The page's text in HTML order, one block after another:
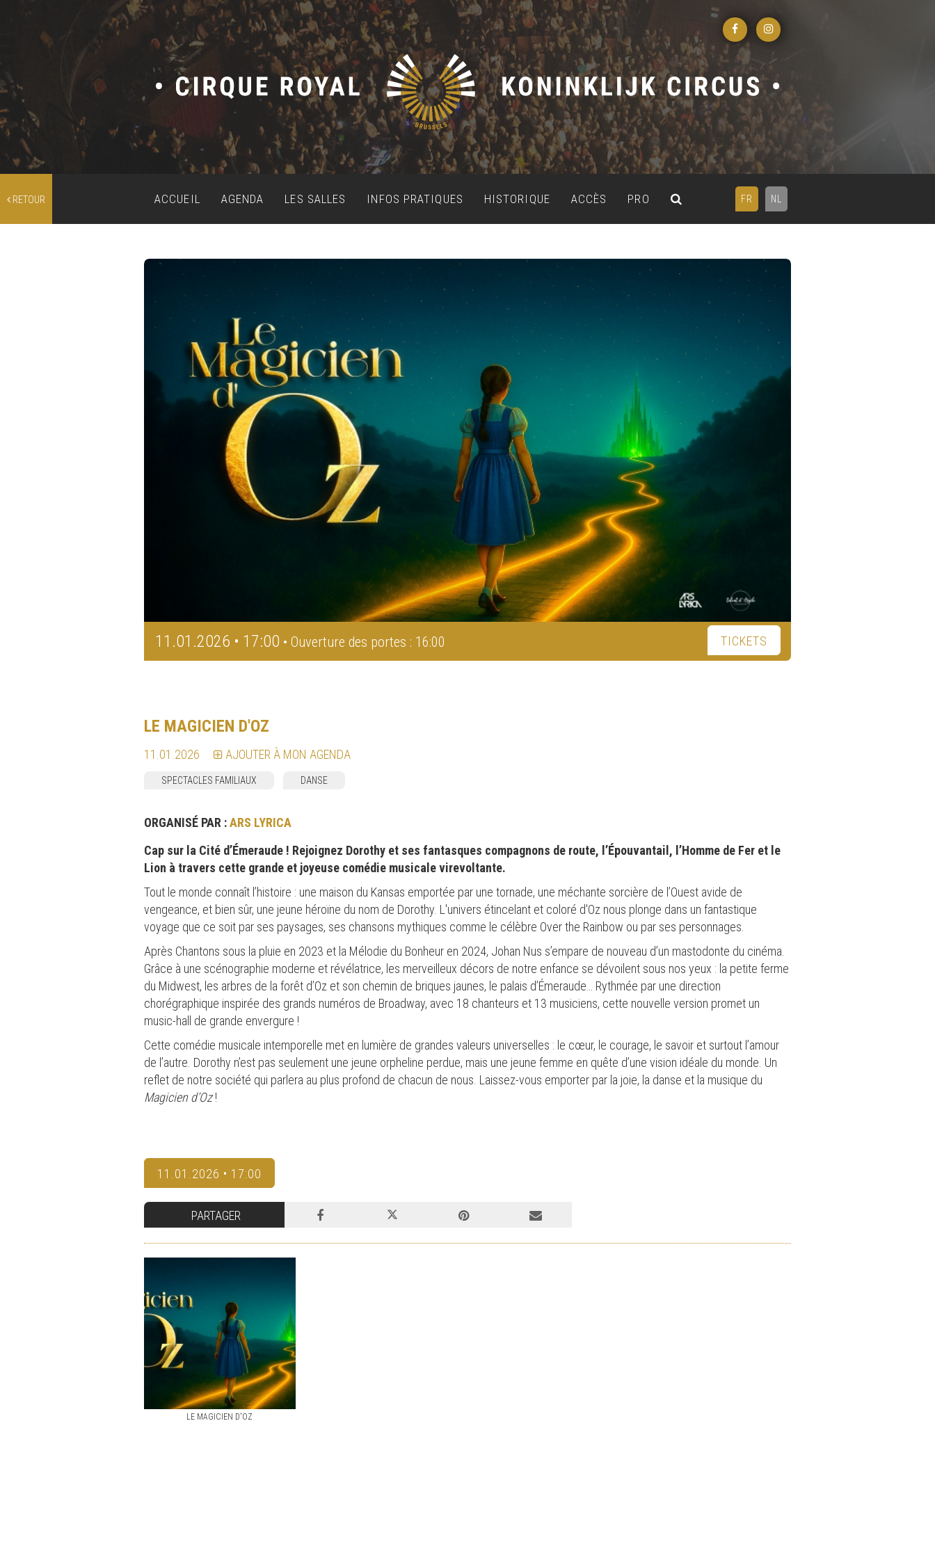
RETOUR FR NL
ACCUEIL AGENDA LES SALLES INFOS PRATIQUES HISTORIQUE ACCÈS PRO
11.01.2026 • 17:00 • Ouverture des portes : 16:00 TICKETS
LE MAGICIEN D'OZ
11.01.2026 AJOUTER À MON AGENDA
SPECTACLES FAMILIAUX DANSE
ORGANISÉ PAR :ARS LYRICA
Cap sur la Cité d’Émeraude ! Rejoignez Dorothy et ses fantasques compagnons de route, l’Épouvantail, l’Homme de Fer et le
Lion à travers cette grande et joyeuse comédie musicale virevoltante.
Tout le monde connaît l’histoire : une maison du Kansas emportée par une tornade, une méchante sorcière de l’Ouest avide de
vengeance, et bien sûr, une jeune héroïne du nom de Dorothy. L'univers étincelant et coloré d'Oz nous plonge dans un fantastique
voyage que ce soit par ses paysages, ses chansons mythiques comme le célèbre Over the Rainbow ou par ses personnages.
Après Chantons sous la pluie en 2023 et la Mélodie du Bonheur en 2024, Johan Nus s’empare de nouveau d’un mastodonte du cinéma.
Grâce à une scénographie moderne et révélatrice, les merveilleux décors de notre enfance se dévoilent sous nos yeux : la petite ferme
du Midwest, les arbres de la forêt d’Oz et son chemin de briques jaunes, le palais d’Émeraude… Rythmée par une direction
chorégraphique inspirée des grands numéros de Broadway, avec 18 chanteurs et 13 musiciens, cette nouvelle version promet un
music-hall de grande envergure !
Cette comédie musicale intemporelle met en lumière de grandes valeurs universelles : le cœur, le courage, le savoir et surtout l’amour
de l’autre. Dorothy n’est pas seulement une jeune orpheline perdue, mais une jeune femme en quête d’une vision idéale du monde. Un
reflet de notre société qui parlera au plus profond de chacun de nous. Laissez-vous emporter par la joie, la danse et la musique du
Magicien d’Oz!
11.01.2026 • 17:00
PARTAGER
LE MAGICIEN D'OZ